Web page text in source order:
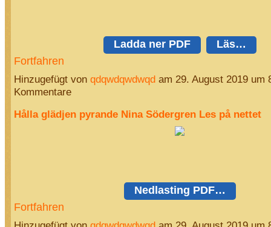
Ladda ner PDF
Läs…
Fortfahren
Hinzugefügt von qdqwdqwdwqd am 29. August 2019
Kommentare
Hålla glädjen pyrande Nina Södergren Les på nettet
Nedlasting PDF…
Fortfahren